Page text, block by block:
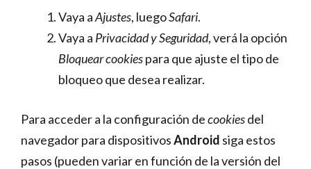
Vaya aAjustes, luegoSafari.
Vaya a Privacidad y Seguridad, verá la opción
Bloquear cookiespara que ajuste el tipo de
bloqueo que desea realizar.
Para acceder a la configuración decookiesdel
navegador para dispositivosAndroid siga estos
pasos (pueden variar en función de la versión del